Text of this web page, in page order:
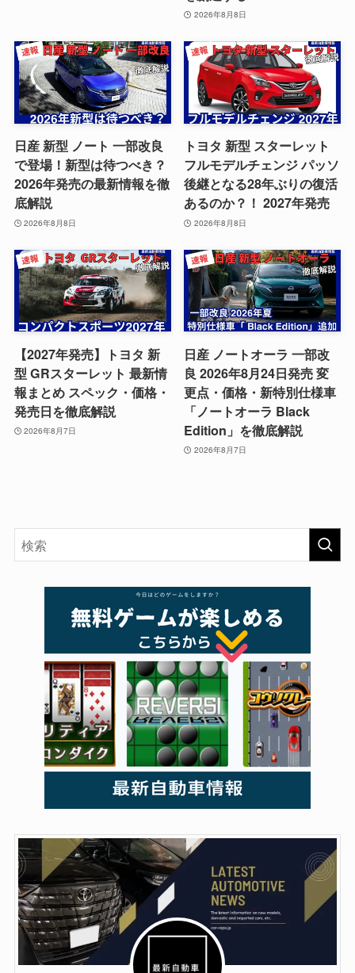
2026年8月8日
日産 新型 ノート 一部改良
で登場！新型は待つべき？
2026年発売の最新情報を徹
底解説
2026年8月8日
トヨタ 新型 スターレット
フルモデルチェンジ パッソ
後継となる28年ぶりの復活
あるのか？！ 2027年発売
2026年8月8日
【2027年発売】トヨタ 新
型 GRスターレット 最新情
報まとめ スペック・価格・
発売日を徹底解説
2026年8月7日
日産 ノートオーラ 一部改
良 2026年8月24日発売 変
更点・価格・新特別仕様車
「ノートオーラ Black
Edition」を徹底解説
2026年8月7日